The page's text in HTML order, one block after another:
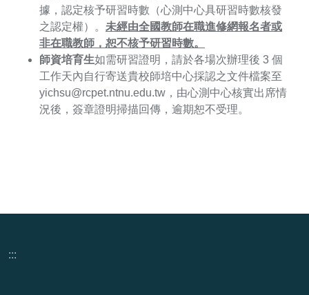
據，認定核予研習時數（心測中心具研習時數核發
之認定權）。 未經由全國教師在職進修網報名者或
非在職教師，恕不核予研習時數。
師資培育生如需研習證明，請於各場次辦理後 3 個
工作天內自行寄送貴校師培中心採認之文件檔案至
yichsu@rcpet.ntnu.edu.tw ，由心測中心核實出席情
況後，簽章證明掃描回傳，逾期恕不受理。
:::